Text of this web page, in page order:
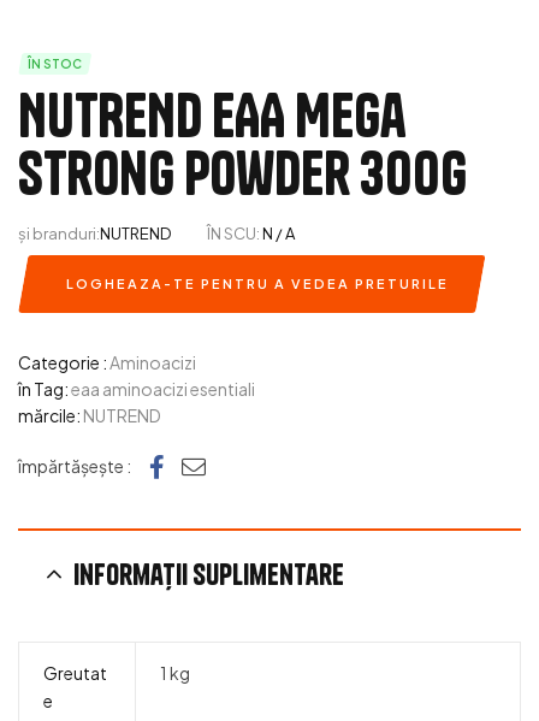
ÎN STOC
NUTREND EAA Mega
Strong Powder 300g
și branduri:NUTREND ÎN SCU:N / A
LOGHEAZA-TE PENTRU A VEDEA PRETURILE
Categorie :Aminoacizi
în Tag:eaa aminoacizi esentiali
mărcile: NUTREND
împărtășește : Facebook
e-mail
Informații suplimentare
Greutat
e
1 kg